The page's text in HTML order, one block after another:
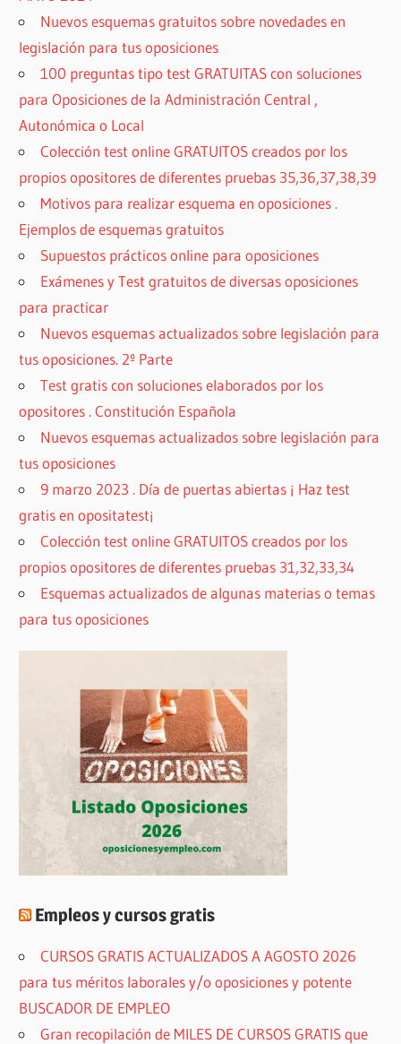
Nuevos esquemas gratuitos sobre novedades en
legislación para tus oposiciones
100 preguntas tipo test GRATUITAS con soluciones
para Oposiciones de la Administración Central ,
Autonómica o Local
Colección test online GRATUITOS creados por los
propios opositores de diferentes pruebas 35,36,37,38,39
Motivos para realizar esquema en oposiciones .
Ejemplos de esquemas gratuitos
Supuestos prácticos online para oposiciones
Exámenes y Test gratuitos de diversas oposiciones
para practicar
Nuevos esquemas actualizados sobre legislación para
tus oposiciones. 2º Parte
Test gratis con soluciones elaborados por los
opositores . Constitución Española
Nuevos esquemas actualizados sobre legislación para
tus oposiciones
9 marzo 2023 . Día de puertas abiertas ¡ Haz test
gratis en opositatest¡
Colección test online GRATUITOS creados por los
propios opositores de diferentes pruebas 31,32,33,34
Esquemas actualizados de algunas materias o temas
para tus oposiciones
Empleos y cursos gratis
CURSOS GRATIS ACTUALIZADOS A AGOSTO 2026
para tus méritos laborales y/o oposiciones y potente
BUSCADOR DE EMPLEO
Gran recopilación de MILES DE CURSOS GRATIS que